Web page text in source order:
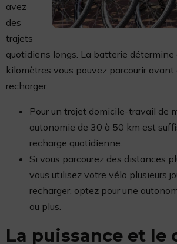
avez
des
trajets
quotidiens longs. La batterie détermine
kilomètres vous pouvez parcourir avant
recharger.
Pour un trajet domicile-travail de
autonomie de 30 à 50 km est
recharge quotidienne.
Si vous parcourez des distances
vous utilisez votre vélo plusieurs
recharger, optez pour une
ou plus.
La puissance et le